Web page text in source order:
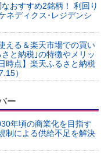
おすすめ2銘柄！ 利回り
ネディクス･レジデンシ
える＆楽天市場での買い
と納税｣の特徴やメリッ
時点】楽天ふるさと納税
）
ー
年頃の商業化を目指す
制による供給不足を解決